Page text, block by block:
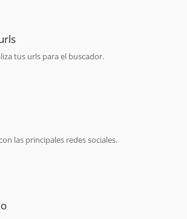
tus urls para el buscador.
las principales redes sociales.